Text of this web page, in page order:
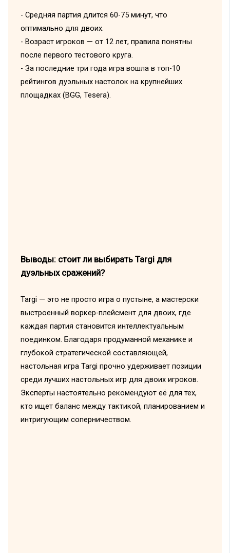
- Средняя партия длится 60-75 минут, что
оптимально для двоих.
- Возраст игроков — от 12 лет, правила понятны
после первого тестового круга.
- За последние три года игра вошла в топ-10
рейтингов дуэльных настолок на крупнейших
площадках (BGG, Tesera).
Выводы: стоит ли выбирать Targi для
дуэльных сражений?
Targi — это не просто игра о пустыне, а мастерски
выстроенный воркер-плейсмент для двоих, где
каждая партия становится интеллектуальным
поединком. Благодаря продуманной механике и
глубокой стратегической составляющей,
настольная игра Targi прочно удерживает позиции
среди лучших настольных игр для двоих игроков.
Эксперты настоятельно рекомендуют её для тех,
кто ищет баланс между тактикой, планированием и
интригующим соперничеством.